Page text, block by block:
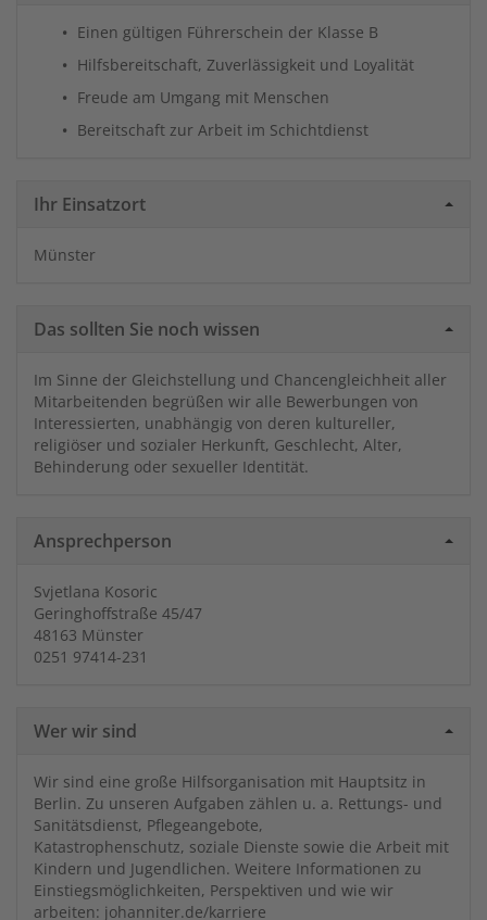
Einen gültigen Führerschein der Klasse B
Hilfsbereitschaft, Zuverlässigkeit und Loyalität
Freude am Umgang mit Menschen
Bereitschaft zur Arbeit im Schichtdienst
Ihr Einsatzort
Münster
Das sollten Sie noch wissen
Im Sinne der Gleichstellung und Chancengleichheit aller
Mitarbeitenden begrüßen wir alle Bewerbungen von
Interessierten, unabhängig von deren kultureller,
religiöser und sozialer Herkunft, Geschlecht, Alter,
Behinderung oder sexueller Identität.
Ansprechperson
Svjetlana Kosoric
Geringhoffstraße 45/47
48163 Münster
0251 97414-231
Wer wir sind
Wir sind eine große Hilfsorganisation mit Hauptsitz in
Berlin. Zu unseren Aufgaben zählen u. a. Rettungs- und
Sanitätsdienst, Pflegeangebote,
Katastrophenschutz, soziale Dienste sowie die Arbeit mit
Kindern und Jugendlichen. Weitere Informationen zu
Einstiegsmöglichkeiten, Perspektiven und wie wir
arbeiten: johanniter.de/karriere